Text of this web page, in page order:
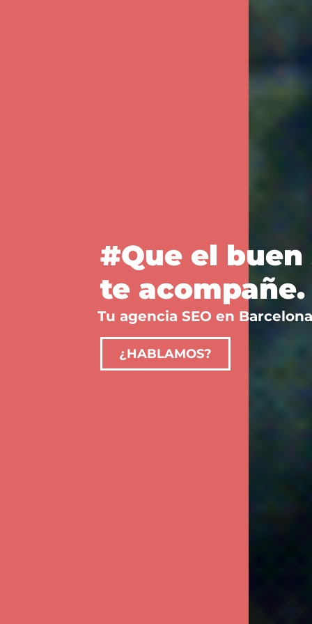
#Que el buen
te acompañe.
Tu agencia SEO en Barcelona
¿HABLAMOS?